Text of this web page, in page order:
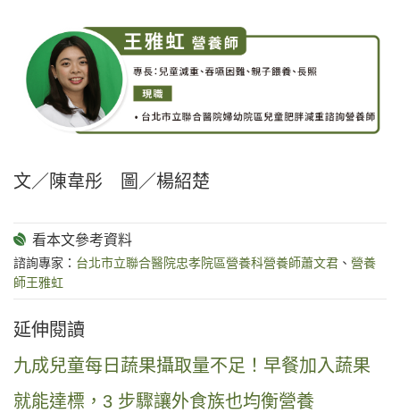
文／陳韋彤 圖／楊紹楚
諮詢專家： 台北市立聯合醫院忠孝院區營養科營養師蕭文君 、 營養
師王雅虹
延伸閱讀
九成兒童每日蔬果攝取量不足！早餐加入蔬果
就能達標，3 步驟讓外食族也均衡營養